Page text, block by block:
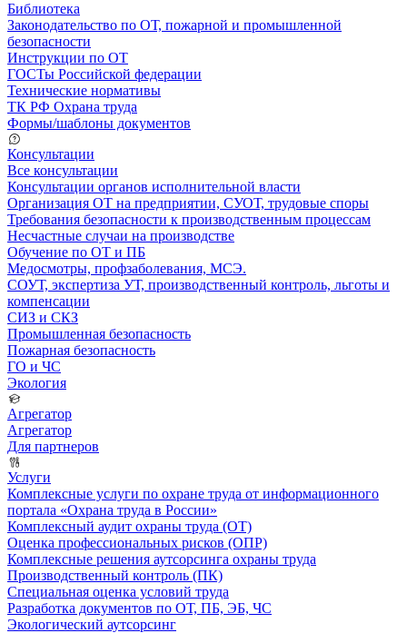
Библиотека
Законодательство по ОТ, пожарной и промышленной
безопасности
Инструкции по ОТ
ГОСТы Российской федерации
Технические нормативы
ТК РФ Охрана труда
Формы/шаблоны документов
Консультации
Все консультации
Консультации органов исполнительной власти
Организация ОТ на предприятии, СУОТ, трудовые споры
Требования безопасности к производственным процессам
Несчастные случаи на производстве
Обучение по ОТ и ПБ
Медосмотры, профзаболевания, МСЭ.
СОУТ, экспертиза УТ, производственный контроль, льготы и
компенсации
СИЗ и СКЗ
Промышленная безопасность
Пожарная безопасность
ГО и ЧС
Экология
Агрегатор
Агрегатор
Для партнеров
Услуги
Комплексные услуги по охране труда от информационного
портала «Охрана труда в России»
Комплексный аудит охраны труда (ОТ)
Оценка профессиональных рисков (ОПР)
Комплексные решения аутсорсинга охраны труда
Производственный контроль (ПК)
Специальная оценка условий труда
Разработка документов по ОТ, ПБ, ЭБ, ЧС
Экологический аутсорсинг